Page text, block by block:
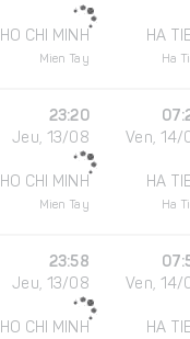
HO CHI MINH
Mien Tay
HA
Ha
23:20
Jeu, 13/08
HO CHI MINH
Mien Tay
Ven, 14/
HA
Ha
23:58
Jeu, 13/08
HO CHI MINH
Ven, 14/
HA